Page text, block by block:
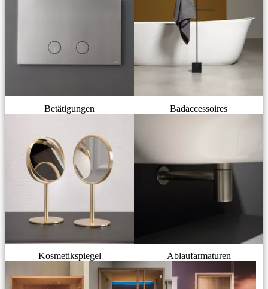
Betätigungen Badaccessoires
Kosmetikspiegel Ablaufarmaturen